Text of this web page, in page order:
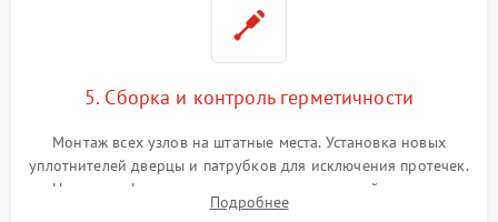
5. Сборка и контроль герметичности
Монтаж всех узлов на штатные места. Установка новых
уплотнителей дверцы и патрубков для исключения протечек.
Надежная фиксация хомутов гидравлической системы,
сборка корпуса и установка датчика поплавка.
Подробнее